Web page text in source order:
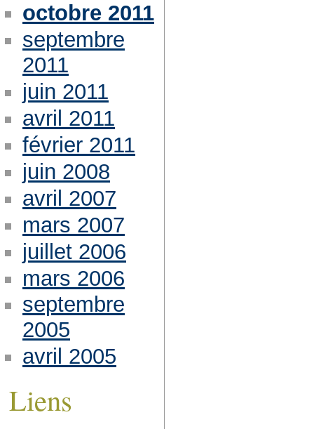
octobre 2011
septembre
2011
juin 2011
avril 2011
février 2011
juin 2008
avril 2007
mars 2007
juillet 2006
mars 2006
septembre
2005
avril 2005
Liens